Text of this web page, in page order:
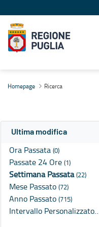
Homepage Ricerca
Ultima modifica
Ora Passata (0)
Passate 24 Ore (1)
Settimana Passata(22)
Mese Passato (72)
Anno Passato (715)
Intervallo